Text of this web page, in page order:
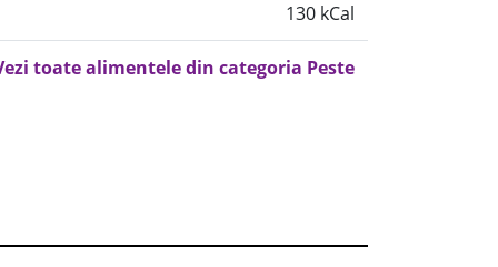
130 kCal
toate alimentele din categoria Peste